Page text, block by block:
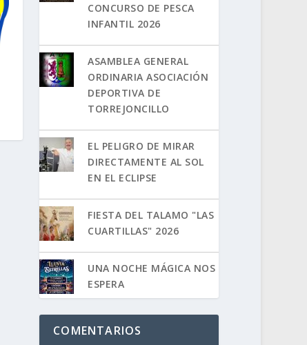
CONCURSO DE PESCA
INFANTIL 2026
ASAMBLEA GENERAL
ORDINARIA ASOCIACIÓN
DEPORTIVA DE
TORREJONCILLO
EL PELIGRO DE MIRAR
DIRECTAMENTE AL SOL
EN EL ECLIPSE
FIESTA DEL TALAMO "LAS
CUARTILLAS" 2026
UNA NOCHE MÁGICA NOS
ESPERA
COMENTARIOS